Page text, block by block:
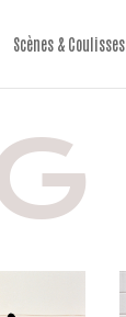
Scènes & Coulisses